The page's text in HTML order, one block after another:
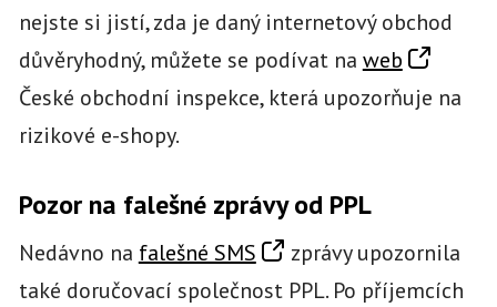
nejste si jistí, zda je daný internetový obchod
důvěryhodný, můžete se podívat na web
České obchodní inspekce, která upozorňuje na
rizikové e-shopy.
Pozor na falešné zprávy od PPL
Nedávno na falešné SMS
zprávy upozornila
také doručovací společnost PPL. Po příjemcích